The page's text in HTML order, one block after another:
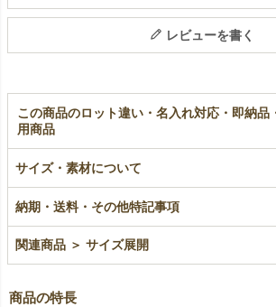
レビューを書く
この商品のロット違い・名入れ対応・即納品
用商品
巾着 いちご柄｜不織
布ラッピング袋｜20枚
入～
¥2,794
不織布ラッピング袋｜
20枚入～
サイズ・素材について
納期・送料・その他特記事項
関連商品 ＞ サイズ展開
商品の特長